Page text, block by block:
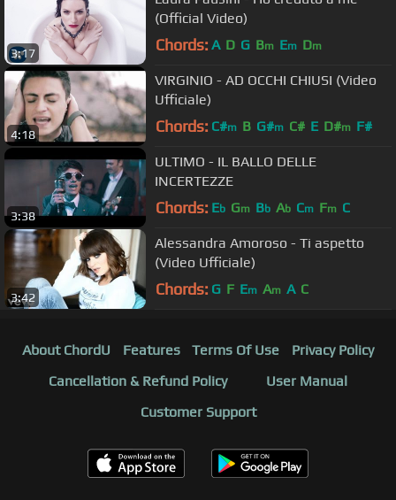
3:17
(Official Video)
Chords: A D G Bm Em Dm
4:18
VIRGINIO - AD OCCHI CHIUSI (Video
Ufficiale)
Chords: C#m B G#m C# E D#m F#
3:38
ULTIMO - IL BALLO DELLE
INCERTEZZE
Chords: Eb Gm Bb Ab Cm Fm C
3:42
Alessandra Amoroso - Ti aspetto
(Video Ufficiale)
Chords: G F Em Am A C
About ChordU Features Terms Of Use
Privacy Policy
Cancellation & Refund Policy
User Manual
Customer Support